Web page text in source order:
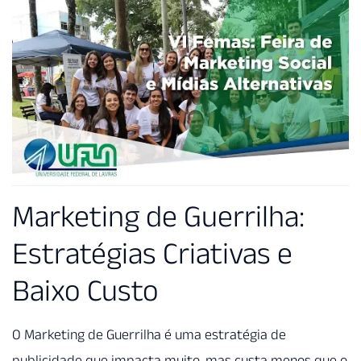
Marketing de Guerrilha:
Estratégias Criativas e
Baixo Custo
O Marketing de Guerrilha é uma estratégia de